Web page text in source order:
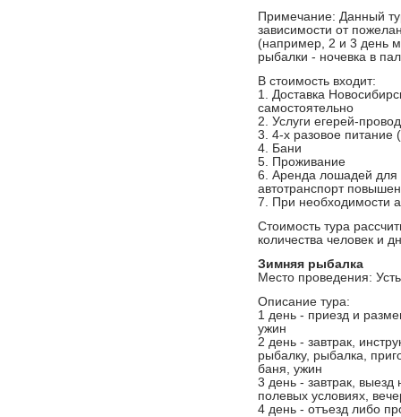
Примечание: Данный
зависимости от
(например, 2 и 3 день
рыбалки - ночевка в
В стоимость входит:
1. Доставка
самостоятельно
2. Услуги егерей-
3. 4-х разовое питание
4. Бани
5. Проживание
6. Аренда лошадей для
автотранспорт
7. При необходимости
Стоимость тура
количества человек и
Зимняя рыбалка
Место проведения:
Описание тура:
1 день - приезд и
ужин
2 день - завтрак,
рыбалку, рыбалка,
баня, ужин
3 день - завтрак, выезд
полевых условиях,
4 день - отъезд либо